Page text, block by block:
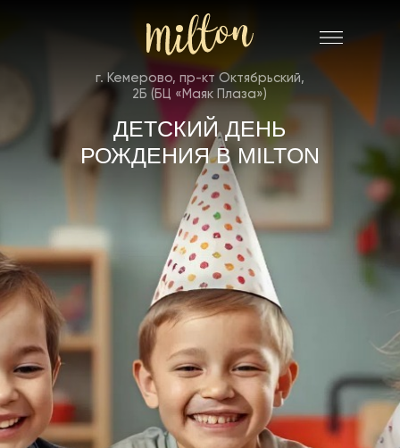
ДЕТСКИЙ ДЕНЬ
РОЖДЕНИЯ В MILTON
г. Кемерово, пр-кт Октябрьский,
2Б (БЦ «Маяк Плаза»)